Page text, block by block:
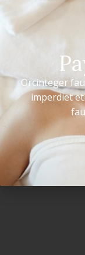
Orcinteger
imperdiet